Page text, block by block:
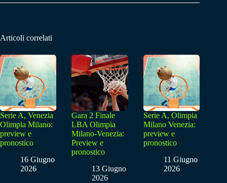
Articoli correlati
Serie A, Venezia
Olimpia Milano:
preview e
pronostico
16 Giugno
2026
Gara 2 Finale
LBA Olimpia
Milano-Venezia:
Preview e
pronostico
13 Giugno
2026
Serie A, Olimpia
Milano Venezia:
preview e
pronostico
11 Giugno
2026